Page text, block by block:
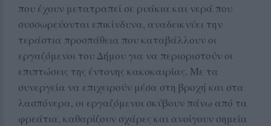
που έχουν μετατραπεί σε ρυάκια και νερά που
συσσωρεύονται επικίνδυνα, αναδεικνύει την
τεράστια προσπάθεια που καταβάλλουν οι
εργαζόμενοι του Δήμου για να περιοριστούν οι
επιπτώσεις της έντονης κακοκαιρίας. Με τα
συνεργεία να επιχειρούν μέσα στη βροχή και στα
λασπόνερα, οι εργαζόμενοι σκύβουν πάνω από τα
φρεάτια, καθαρίζουν σχάρες και ανοίγουν σημεία